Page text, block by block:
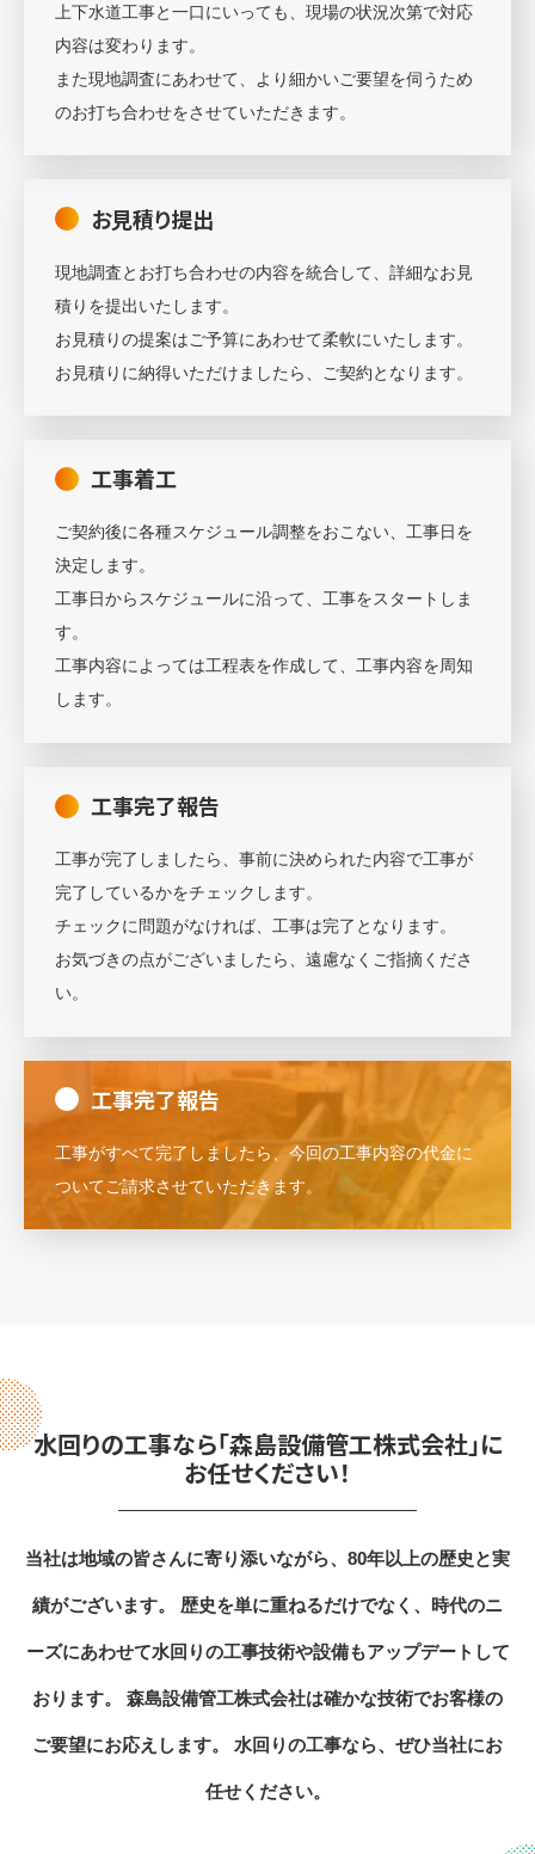
上下水道工事と一口にいっても、現場の状況次第で対応
内容は変わります。
また現地調査にあわせて、より細かいご要望を伺うため
のお打ち合わせをさせていただきます。
お見積り提出
現地調査とお打ち合わせの内容を統合して、詳細なお見
積りを提出いたします。
お見積りの提案はご予算にあわせて柔軟にいたします。
お見積りに納得いただけましたら、ご契約となります。
工事着工
ご契約後に各種スケジュール調整をおこない、工事日を
決定します。
工事日からスケジュールに沿って、工事をスタートしま
す。
工事内容によっては工程表を作成して、工事内容を周知
します。
工事完了報告
工事が完了しましたら、事前に決められた内容で工事が
完了しているかをチェックします。
チェックに問題がなければ、工事は完了となります。
お気づきの点がございましたら、遠慮なくご指摘くださ
い。
工事完了報告
工事がすべて完了しましたら、今回の工事内容の代金に
ついてご請求させていただきます。
水回りの工事なら「森島設備管工株式会社」に
お任せください！
当社は地域の皆さんに寄り添いながら、80年以上の歴史と実
績がございます。 歴史を単に重ねるだけでなく、時代のニ
ーズにあわせて水回りの工事技術や設備もアップデートして
おります。 森島設備管工株式会社は確かな技術でお客様の
ご要望にお応えします。 水回りの工事なら、ぜひ当社にお
任せください。